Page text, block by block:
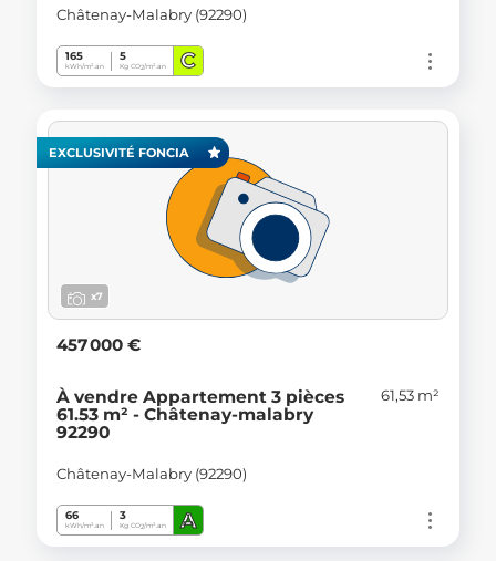
Châtenay-Malabry (92290)
165
kWh/m².an
5
Kg CO2/m².an C
EXCLUSIVITÉ FONCIA
x7
457 000 €
À vendre Appartement 3 pièces
61.53 m² - Châtenay-malabry
92290
61,53 m²
Châtenay-Malabry (92290)
66
kWh/m².an
3
Kg CO2/m².an A